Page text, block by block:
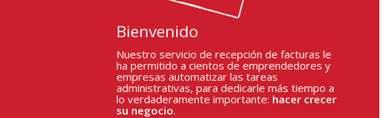
Bienvenido
Nuestro servicio de recepción de facturas le
ha permitido a cientos de emprendedores y
empresas automatizar las tareas
administrativas, para dedicarle más tiempo a
lo verdaderamente importante: hacer crecer
su negocio.